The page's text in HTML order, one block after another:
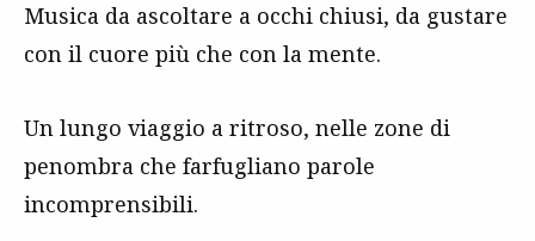
Musica da ascoltare a occhi chiusi, da gustare
con il cuore più che con la mente.
Un lungo viaggio a ritroso, nelle zone di
penombra che farfugliano parole
incomprensibili.